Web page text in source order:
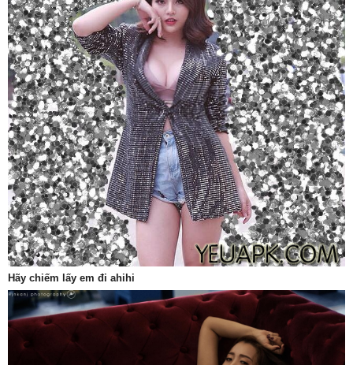
Hãy chiếm lấy em đi ahihi